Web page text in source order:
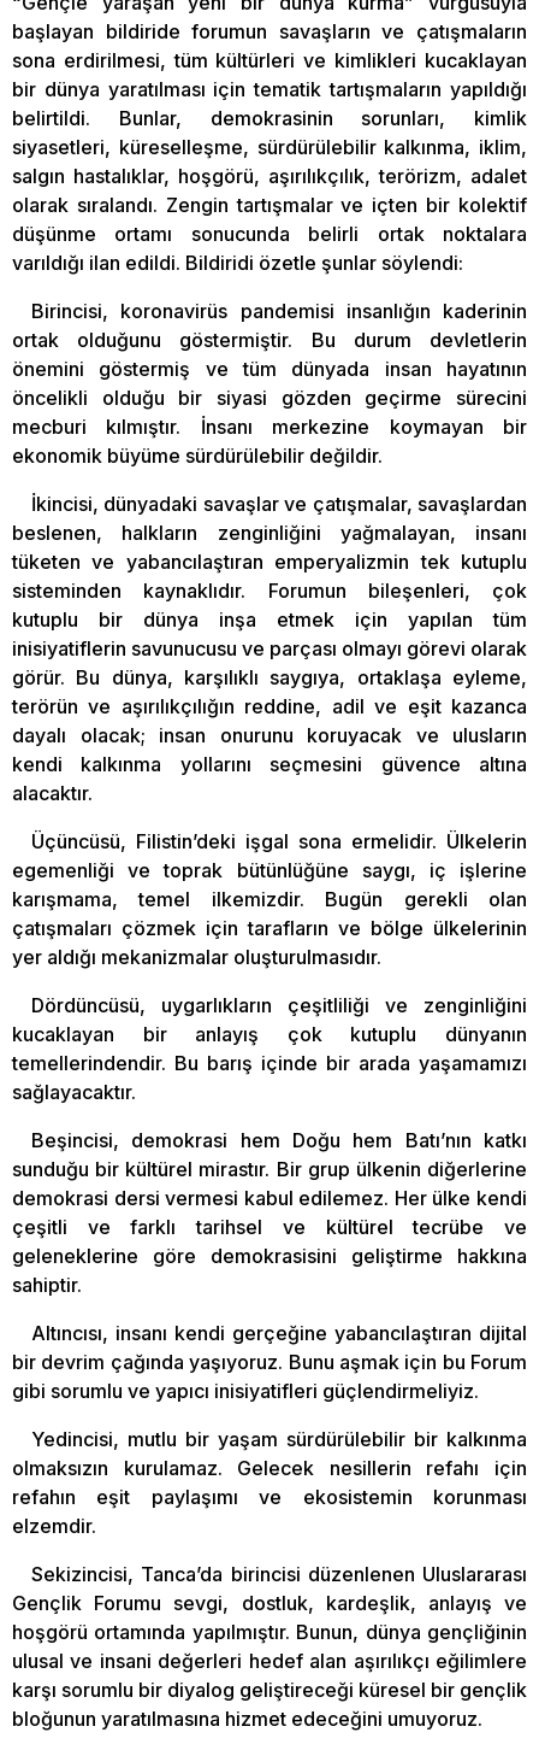
başlayan bildiride forumun savaşların ve çatışmaların
sona erdirilmesi, tüm kültürleri ve kimlikleri kucaklayan
bir dünya yaratılması için tematik tartışmaların yapıldığı
belirtildi. Bunlar, demokrasinin sorunları, kimlik
siyasetleri, küreselleşme, sürdürülebilir kalkınma, iklim,
salgın hastalıklar, hoşgörü, aşırılıkçılık, terörizm, adalet
olarak sıralandı. Zengin tartışmalar ve içten bir kolektif
düşünme ortamı sonucunda belirli ortak noktalara
varıldığı ilan edildi. Bildiridi özetle şunlar söylendi:
Birincisi, koronavirüs pandemisi insanlığın kaderinin
ortak olduğunu göstermiştir. Bu durum devletlerin
önemini göstermiş ve tüm dünyada insan hayatının
öncelikli olduğu bir siyasi gözden geçirme sürecini
mecburi kılmıştır. İnsanı merkezine koymayan bir
ekonomik büyüme sürdürülebilir değildir.
İkincisi, dünyadaki savaşlar ve çatışmalar, savaşlardan
beslenen, halkların zenginliğini yağmalayan, insanı
tüketen ve yabancılaştıran emperyalizmin tek kutuplu
sisteminden kaynaklıdır. Forumun bileşenleri, çok
kutuplu bir dünya inşa etmek için yapılan tüm
inisiyatiflerin savunucusu ve parçası olmayı görevi olarak
görür. Bu dünya, karşılıklı saygıya, ortaklaşa eyleme,
terörün ve aşırılıkçılığın reddine, adil ve eşit kazanca
dayalı olacak; insan onurunu koruyacak ve ulusların
kendi kalkınma yollarını seçmesini güvence altına
alacaktır.
Üçüncüsü, Filistin’deki işgal sona ermelidir. Ülkelerin
egemenliği ve toprak bütünlüğüne saygı, iç işlerine
karışmama, temel ilkemizdir. Bugün gerekli olan
çatışmaları çözmek için tarafların ve bölge ülkelerinin
yer aldığı mekanizmalar oluşturulmasıdır.
Dördüncüsü, uygarlıkların çeşitliliği ve zenginliğini
kucaklayan bir anlayış çok kutuplu dünyanın
temellerindendir. Bu barış içinde bir arada yaşamamızı
sağlayacaktır.
Beşincisi, demokrasi hem Doğu hem Batı’nın katkı
sunduğu bir kültürel mirastır. Bir grup ülkenin diğerlerine
demokrasi dersi vermesi kabul edilemez. Her ülke kendi
çeşitli ve farklı tarihsel ve kültürel tecrübe ve
geleneklerine göre demokrasisini geliştirme hakkına
sahiptir.
Altıncısı, insanı kendi gerçeğine yabancılaştıran dijital
bir devrim çağında yaşıyoruz. Bunu aşmak için bu Forum
gibi sorumlu ve yapıcı inisiyatifleri güçlendirmeliyiz.
Yedincisi, mutlu bir yaşam sürdürülebilir bir kalkınma
olmaksızın kurulamaz. Gelecek nesillerin refahı için
refahın eşit paylaşımı ve ekosistemin korunması
elzemdir.
Sekizincisi, Tanca’da birincisi düzenlenen Uluslararası
Gençlik Forumu sevgi, dostluk, kardeşlik, anlayış ve
hoşgörü ortamında yapılmıştır. Bunun, dünya gençliğinin
ulusal ve insani değerleri hedef alan aşırılıkçı eğilimlere
karşı sorumlu bir diyalog geliştireceği küresel bir gençlik
bloğunun yaratılmasına hizmet edeceğini umuyoruz.